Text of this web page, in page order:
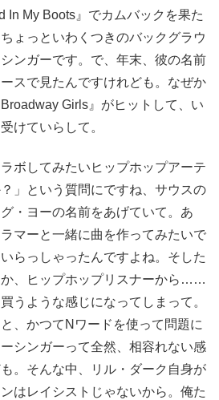
In My Boots』でカムバックを果た
ょっといわくつきのバックグラウ
ンガーです。で、年末、彼の名前
スで見たんですけれども。なぜか
Girls』がヒットして、い
けていらして。
ボしてみたいヒップホップアーテ
」という質問にですね、サウスの
・ヨーの名前をあげていて。あ
マーと一緒に曲を作ってみたいで
らっしゃったんですよね。そした
か、ヒップホップリスナーから……
うような感じになってしまって。
、かつてNワードを使って問題に
シンガーって全然、相容れない感
。そんな中、リル・ダーク自身が
はレイシストじゃないから。俺た